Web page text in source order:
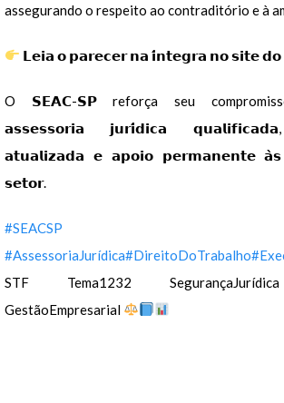
assegurando o respeito ao contraditório e à
𝗟𝗲𝗶𝗮 𝗼 𝗽𝗮𝗿𝗲𝗰𝗲𝗿 𝗻𝗮 𝗶́𝗻𝘁𝗲𝗴𝗿𝗮 𝗻𝗼 𝘀𝗶𝘁𝗲
O 𝗦𝗘𝗔𝗖-𝗦𝗣 reforça seu
𝗮𝘀𝘀𝗲𝘀𝘀𝗼𝗿𝗶𝗮 𝗷𝘂𝗿𝗶́𝗱𝗶𝗰𝗮
𝗮𝘁𝘂𝗮𝗹𝗶𝘇𝗮𝗱𝗮 𝗲 𝗮𝗽𝗼𝗶𝗼 𝗽𝗲𝗿𝗺𝗮𝗻𝗲𝗻𝘁𝗲
𝘀𝗲𝘁𝗼𝗿.
#SEACSP
#AssessoriaJurídica#DireitoDoTrabalho
STF Tema1232
GestãoEmpresarial